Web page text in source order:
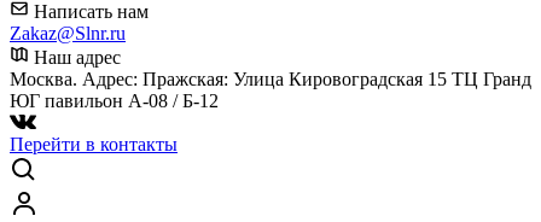
Написать нам
Zakaz@Slnr.ru
Наш адрес
Москва. Адрес: Пражская: Улица Кировоградская 15 ТЦ Гранд
ЮГ павильон А-08 / Б-12
Перейти в контакты